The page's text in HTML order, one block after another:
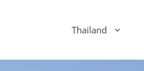
Thailand